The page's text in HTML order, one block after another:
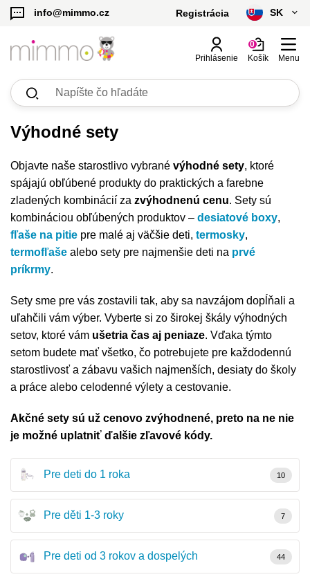
info@mimmo.cz Registrácia SK
čeština
Kč - CZK
Prihlásenie Košík
0
Menu
Licenčné produkty
Zobraziť
Harry Potter | b.box
Superman | b.box
Riad a stolovanie
Zobraziť
Termofľaše, termosky na pitie
Termosky na jedlo
Náhradné diely a čistiace kefky
Jedálenské súpravy, sady na pitie
Misky, príbory
Skladovanie potravín
Detské nože a krájače
Hračky
Zobraziť
Starostlivosť o dieťa
Zobraziť
Detské deky
Zobraziť
Deky s menom
Deky zo 100% bavlny
Obliečky na vankúš s menom
Personalizované produkty
Zobraziť
Gravírované silikónové tesnenie
Darčekové poukazy
Výhodné sety
Objavte naše starostlivo vybrané výhodné sety, ktoré
spájajú obľúbené produkty do praktických a farebne
zladených kombinácií za zvýhodnenú cenu. Sety sú
kombináciou obľúbených produktov – desiatové boxy,
fľaše na pitie pre malé aj väčšie deti, termosky,
termofľaše alebo sety pre najmenšie deti na prvé
príkrmy.
Sety sme pre vás zostavili tak, aby sa navzájom dopĺňali a
uľahčili vám výber. Vyberte si zo širokej škály výhodných
setov, ktoré vám ušetria čas aj peniaze. Vďaka týmto
setom budete mať všetko, čo potrebujete pre každodennú
starostlivosť a zábavu vašich najmenších, desiaty do školy
a práce alebo celodenné výlety a cestovanie.
Akčné sety sú už cenovo zvýhodnené, preto na ne nie
je možné uplatniť ďalšie zľavové kódy.
Pre deti do 1 roka 10
Pre děti 1-3 roky 7
Pre deti od 3 rokov a dospelých 44